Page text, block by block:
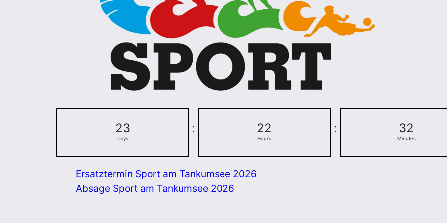
23
Days
: 22
Hours
: 32
Minutes
Ersatztermin Sport am Tankumsee 2026
Absage Sport am Tankumsee 2026